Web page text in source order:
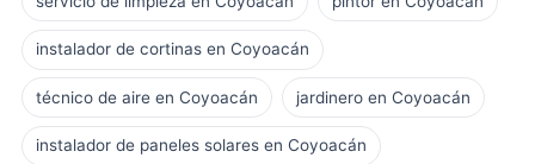
instalador de cortinas en Coyoacán
técnico de aire en Coyoacán jardinero en Coyoacán
instalador de paneles solares en Coyoacán